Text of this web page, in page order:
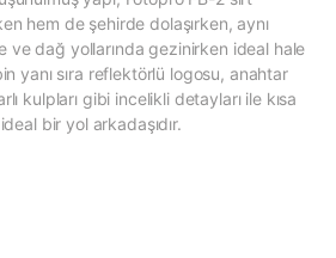
hem de şehirde dolaşırken, aynı
ve dağ yollarında gezinirken ideal hale
yanı sıra reflektörlü logosu, anahtar
kulpları gibi incelikli detayları ile kısa
bir yol arkadaşıdır.